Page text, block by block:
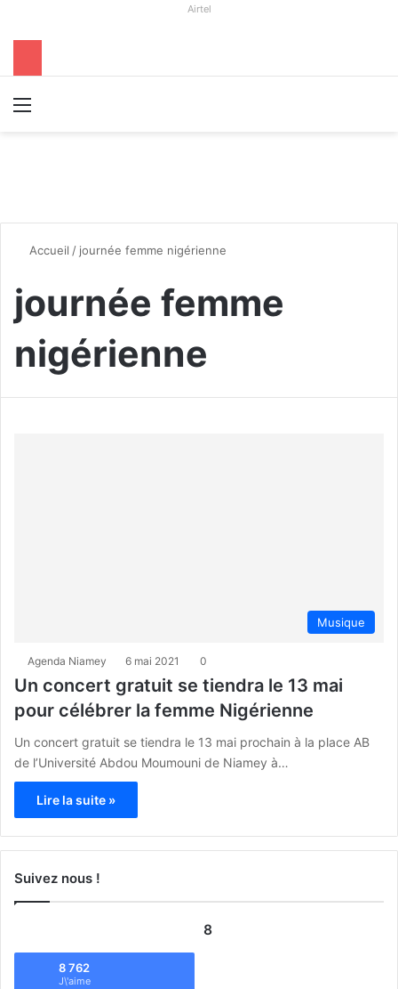
Airtel
Accueil / journée femme nigérienne
journée femme
nigérienne
Musique
Agenda Niamey 6 mai 2021 0
Un concert gratuit se tiendra le 13 mai
pour célébrer la femme Nigérienne
Un concert gratuit se tiendra le 13 mai prochain à la place AB
de l’Université Abdou Moumouni de Niamey à…
Lire la suite »
Suivez nous !
8
8 762
J\'aime